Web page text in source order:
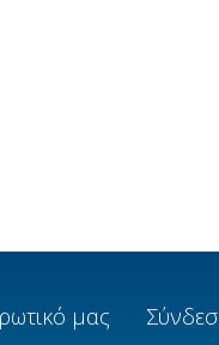
μας